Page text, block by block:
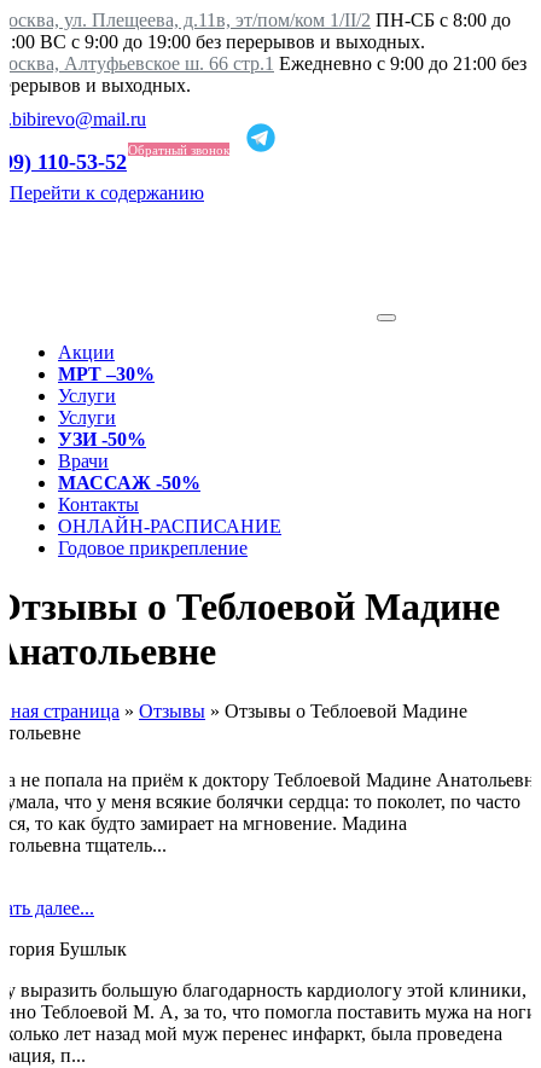
ул. Плещеева, д.11в, эт/пом/ком 1/II/2 ПН-СБ с 8:00 до
ВС с 9:00 до 19:00 без перерывов и выходных.
Алтуфьевское ш. 66 стр.1 Ежедневно с 9:00 до 21:00 без
и выходных.
110-53-52
Обратный звонок
Перейти к содержанию
Акции
МРТ –30%
Услуги
Услуги
УЗИ -50%
Врачи
МАССАЖ -50%
Контакты
ОНЛАЙН-РАСПИСАНИЕ
Годовое прикрепление
о Теблоевой Мадине
страница » Отзывы » Отзывы о Теблоевой Мадине
не попала на приём к доктору Теблоевой Мадине
что у меня всякие болячки сердца: то поколет, по часто
то как будто замирает на мгновение. Мадина
тщатель...
далее...
Бушлык
выразить большую благодарность кардиологу этой клиники, а
Теблоевой М. А, за то, что помогла поставить мужа на ноги.
лет назад мой муж перенес инфаркт, была проведена
п...